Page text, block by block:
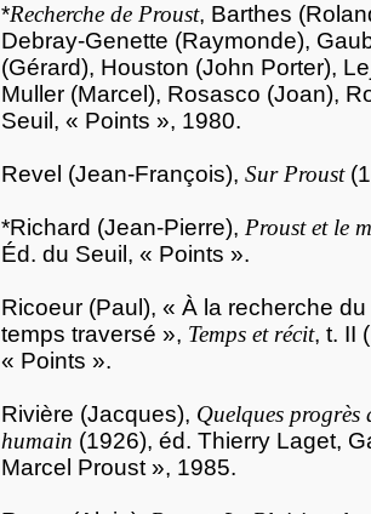
*Recherche de Proust, Barthes
Debray-Genette (Raymonde),
(Gérard), Houston (John Porter),
Muller (Marcel), Rosasco (Joan),
Seuil, « Points », 1980.
Revel (Jean-François), Sur Proust
*Richard (Jean-Pierre), Proust et le
Éd. du Seuil, « Points ».
Ricoeur (Paul), « À la recherche
temps traversé », Temps et récit, t. II
« Points ».
Rivière (Jacques), Quelques progrès
humain (1926), éd. Thierry Laget,
Marcel Proust », 1985.